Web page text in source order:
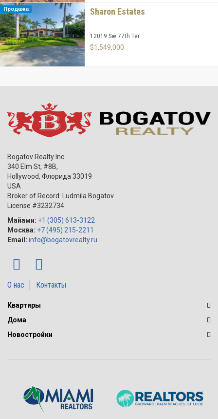
Продажа Sharon Estates
12019 Sw 77th Ter
$1,549,000
Bogatov Realty Inc
340 Elm St, #8B,
Hollywood, Флорида 33019
USA
Broker of Record: Ludmila Bogatov
License #3232734
Майами: +1 (305) 613-3122
Москва: +7 (495) 215-2211
Email: info@bogatovrealty.ru
О нас Контакты
Квартиры
Дома
Новостройки